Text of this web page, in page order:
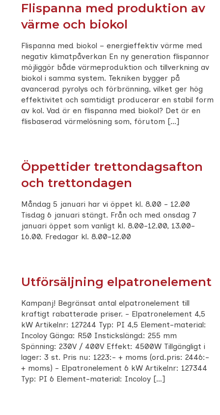
Flispanna med produktion av
värme och biokol
Flispanna med biokol – energieffektiv värme med
negativ klimatpåverkan En ny generation flispannor
möjliggör både värmeproduktion och tillverkning av
biokol i samma system. Tekniken bygger på
avancerad pyrolys och förbränning, vilket ger hög
effektivitet och samtidigt producerar en stabil form
av kol. Vad är en flispanna med biokol? Det är en
flisbaserad värmelösning som, förutom […]
Öppettider trettondagsafton
och trettondagen
Måndag 5 januari har vi öppet kl. 8.00 - 12.00
Tisdag 6 januari stängt. Från och med onsdag 7
januari öppet som vanligt kl. 8.00-12.00, 13.00-
16.00. Fredagar kl. 8.00-12.00
Utförsäljning elpatronelement
Kampanj! Begränsat antal elpatronelement till
kraftigt rabatterade priser. - Elpatronelement 4,5
kW Artikelnr: 127244 Typ: PI 4,5 Element-material:
Incoloy Gänga: R50 Instickslängd: 255 mm
Spänning: 230V / 400V Effekt: 4500W Tillgängligt i
lager: 3 st. Pris nu: 1223:- + moms (ord.pris: 2446:-
+ moms) - Elpatronelement 6 kW Artikelnr: 127344
Typ: PI 6 Element-material: Incoloy […]